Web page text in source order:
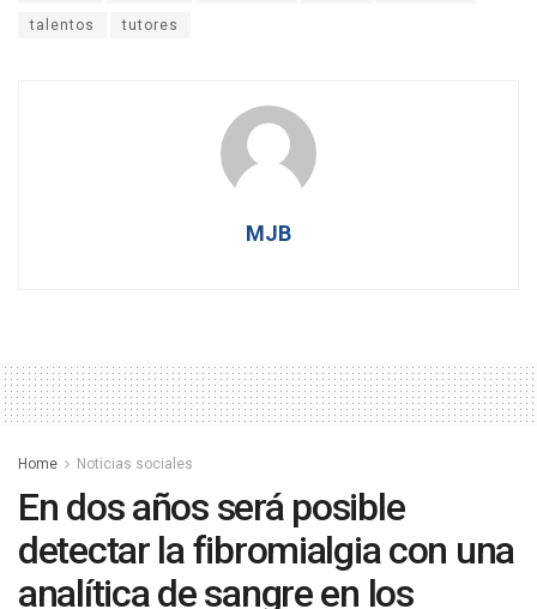
talentos tutores
MJB
Home Noticias sociales
En dos años será posible
detectar la fibromialgia con una
analítica de sangre en los